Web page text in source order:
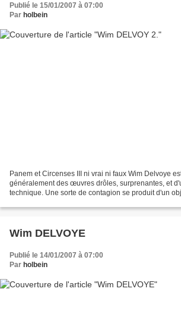
Publié le 15/01/2007 à 07:00
Par holbein
Panem et Circenses III ni vrai ni faux Wim Delvoye
généralement des œuvres drôles, surprenantes, et
technique. Une sorte de contagion se produit d'un
Wim DELVOYE
Publié le 14/01/2007 à 07:00
Par holbein